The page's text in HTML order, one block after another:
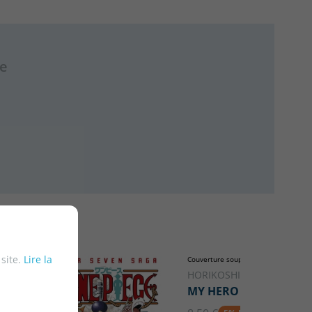
Lire la
Couverture souple ou poche
HORIKOSHI, KOHEI
MY HERO ACADEMIA